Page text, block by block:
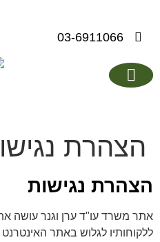
03-6911066
הצהרת
הצהרת נגישות
אתר משרד עו"ד ערן וגנר עושה